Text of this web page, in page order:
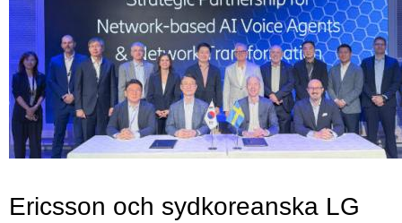
Ericsson och sydkoreanska LG